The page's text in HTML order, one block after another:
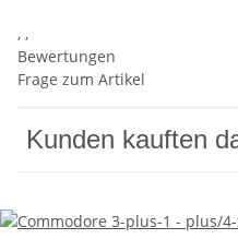
, ,
Bewertungen
Frage zum Artikel
Kunden kauften